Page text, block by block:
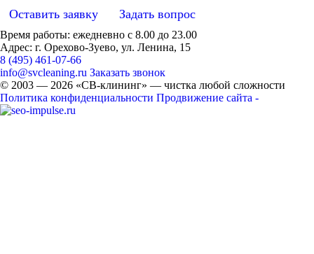
Оставить заявку Задать вопрос
Время работы: ежедневно с 8.00 до 23.00
Адрес: г. Орехово-Зуево, ул. Ленина, 15
8 (495) 461-07-66
info@svcleaning.ru Заказать звонок
© 2003 — 2026 «СВ-клининг» — чистка любой сложности
Политика конфиденциальности Продвижение сайта -